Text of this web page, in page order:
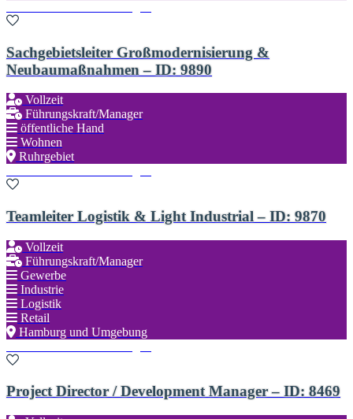
Sachgebietsleiter Großmodernisierung &
Neubaumaßnahmen – ID: 9890
Vollzeit
Führungskraft/Manager
öffentliche Hand
Wohnen
Ruhrgebiet
Teamleiter Logistik & Light Industrial – ID: 9870
Vollzeit
Führungskraft/Manager
Gewerbe
Industrie
Logistik
Retail
Hamburg und Umgebung
Project Director / Development Manager – ID: 8469